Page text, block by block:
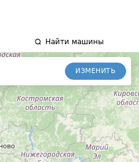
Найти машины
ИЗМЕНИТЬ